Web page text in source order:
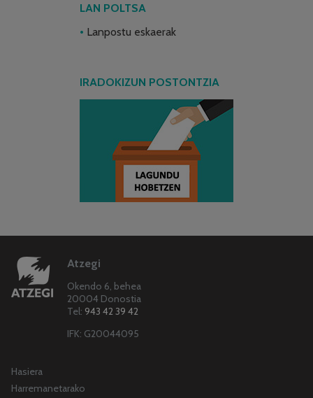
LAN POLTSA
Lanpostu eskaerak
IRADOKIZUN POSTONTZIA
Atzegi
Okendo 6, behea
20004 Donostia
Tel: 943 42 39 42
IFK: G20044095
Hasiera
Harremanetarako